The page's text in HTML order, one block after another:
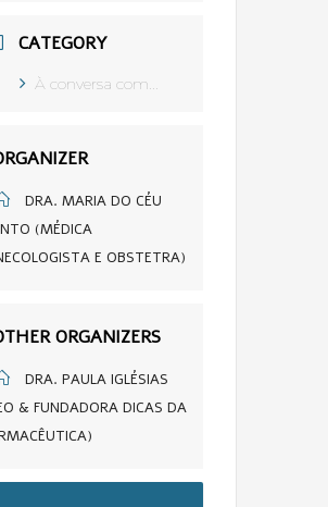
CATEGORY
À conversa com...
DRA. MARIA DO CÉU
(MÉDICA
E OBSTETRA)
ORGANIZERS
DRA. PAULA IGLÉSIAS
& FUNDADORA DICAS DA